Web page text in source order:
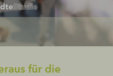
für die